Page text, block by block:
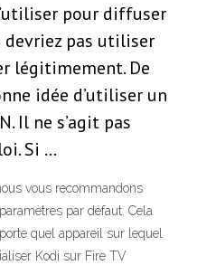
pour diffuser
devriez pas utiliser
légitimement. De
idée d’utiliser un
Il ne s’agit pas
Si …
vous recommandons
par défaut. Cela
quel appareil sur lequel
Kodi sur Fire TV